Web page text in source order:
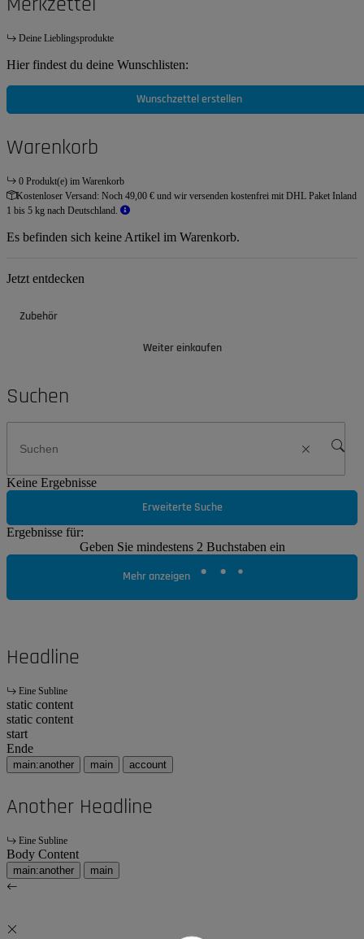
Deine Lieblingsprodukte
Hier findest du deine Wunschlisten:
Wunschzettel erstellen
Warenkorb
0 Produkt(e) im Warenkorb
Kostenloser Versand: Noch 49,00 € und wir versenden kostenfrei mit DHL Paket Inland
1 bis 5 kg nach Deutschland.
Es befinden sich keine Artikel im Warenkorb.
Jetzt entdecken
Zubehör
Weiter einkaufen
Suchen
Keine Ergebnisse
Erweiterte Suche
Ergebnisse für:
Geben Sie mindestens 2 Buchstaben ein
Mehr anzeigen
Headline
Eine Subline
static content
static content
start
Ende
main:another main account
Another Headline
Eine Subline
Body Content
main:another main